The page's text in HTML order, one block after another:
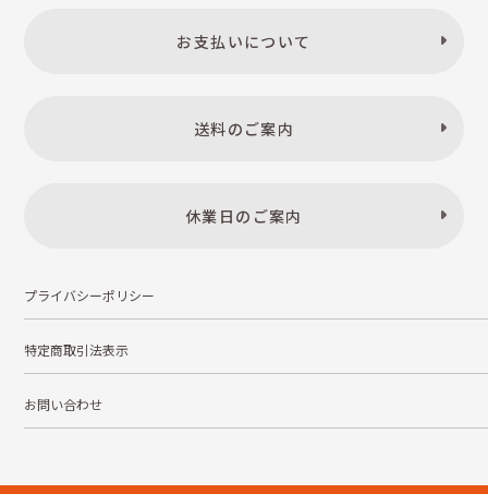
お支払いについて
送料のご案内
休業日のご案内
プライバシーポリシー
特定商取引法表示
お問い合わせ